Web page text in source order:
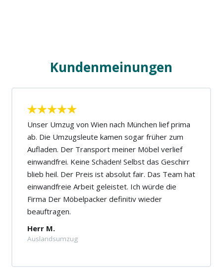
Kundenmeinungen
Unser Umzug von Wien nach München lief prima
ab. Die Umzugsleute kamen sogar früher zum
Aufladen. Der Transport meiner Möbel verlief
einwandfrei. Keine Schäden! Selbst das Geschirr
blieb heil. Der Preis ist absolut fair. Das Team hat
einwandfreie Arbeit geleistet. Ich würde die
Firma Der Möbelpacker definitiv wieder
beauftragen.
Herr M.
Auslandsumzug